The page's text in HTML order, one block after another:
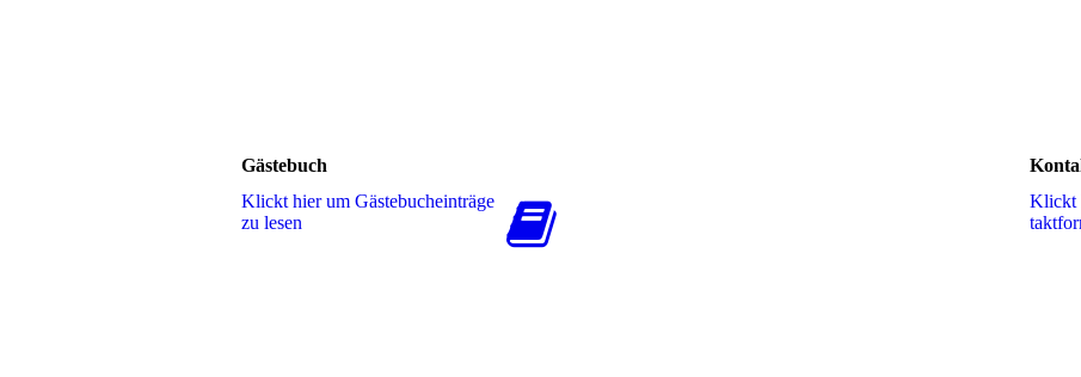
Gästebuch
Klickt hier um Gäs­te­buch­ein­trä­ge
zu lesen
Klickt